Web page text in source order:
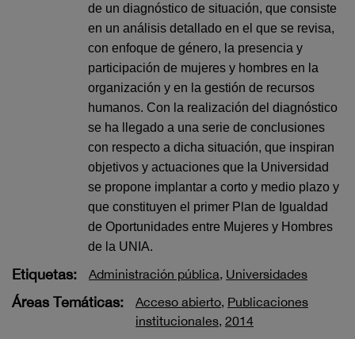
de un diagnóstico de situación, que consiste
en un análisis detallado en el que se revisa,
con enfoque de género, la presencia y
participación de mujeres y hombres en la
organización y en la gestión de recursos
humanos. Con la realización del diagnóstico
se ha llegado a una serie de conclusiones
con respecto a dicha situación, que inspiran
objetivos y actuaciones que la Universidad
se propone implantar a corto y medio plazo y
que constituyen el primer Plan de Igualdad
de Oportunidades entre Mujeres y Hombres
de la UNIA.
Etiquetas: Administración pública, Universidades
Áreas Temáticas: Acceso abierto, Publicaciones
institucionales, 2014